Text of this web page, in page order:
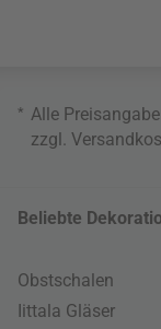
* Alle
zzgl.
Beliebte
Obstschalen
Iittala Gläser